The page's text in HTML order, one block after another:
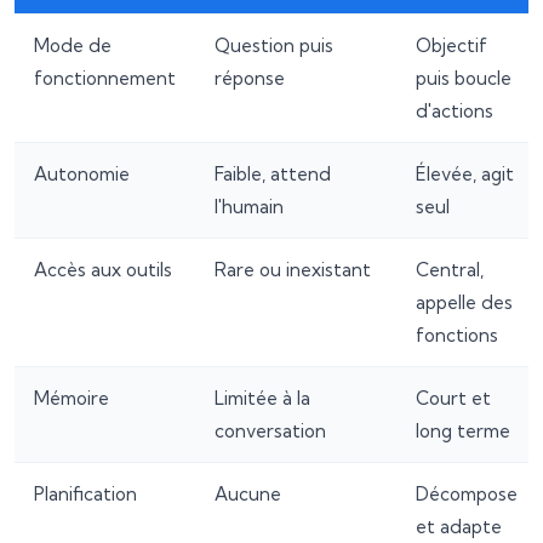
Mode de
fonctionnement
Question puis
réponse
Objectif
puis boucle
d'actions
Autonomie
Faible, attend
l'humain
Élevée, agit
seul
Accès aux outils Rare ou inexistant
Central,
appelle des
fonctions
Mémoire
Limitée à la
conversation
Court et
long terme
Planification Aucune
Décompose
et adapte